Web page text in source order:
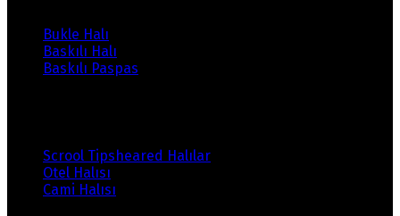
Bukle Halı
Baskılı Halı
Baskılı Paspas
Scrool Tipsheared Halılar
Otel Halısı
Cami Halısı